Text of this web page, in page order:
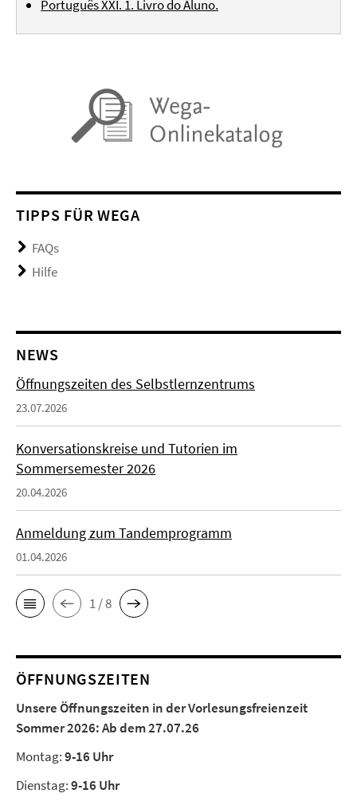
Português XXI. 1. Livro do Aluno.
TIPPS FÜR WEGA
FAQs
Hilfe
NEWS
Öffnungszeiten des Selbstlernzentrums
23.07.2026
Konversationskreise und Tutorien im
Sommersemester 2026
20.04.2026
Anmeldung zum Tandemprogramm
01.04.2026
1 / 8
ÖFFNUNGSZEITEN
Unsere Öffnungszeiten in der Vorlesungsfreienzeit
Sommer 2026:Ab dem 27.07.26
Montag:9-16 Uhr
Dienstag:9-16 Uhr